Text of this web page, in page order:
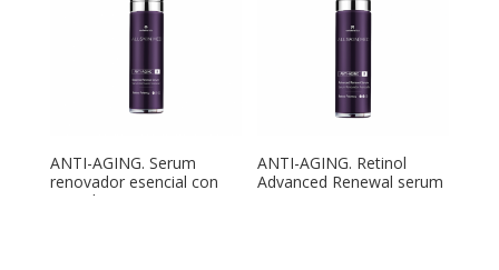
ANTI-AGING. Serum
renovador esencial con
retinol 0.25%
ANTI-AGING. Retinol
Advanced Renewal serum